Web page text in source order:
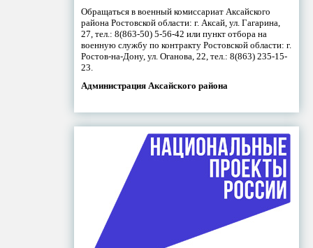
Обращаться в военный комиссариат Аксайского
района Ростовской области: г. Аксай, ул. Гагарина,
27, тел.: 8(863-50) 5-56-42 или пункт отбора на
военную службу по контракту Ростовской области: г.
Ростов-на-Дону, ул. Оганова, 22, тел.: 8(863) 235-15-
23.
Администрация Аксайского района